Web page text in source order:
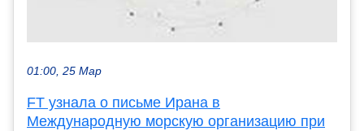
01:00, 25 Мар
FT узнала о письме Ирана в
Международную морскую организацию при